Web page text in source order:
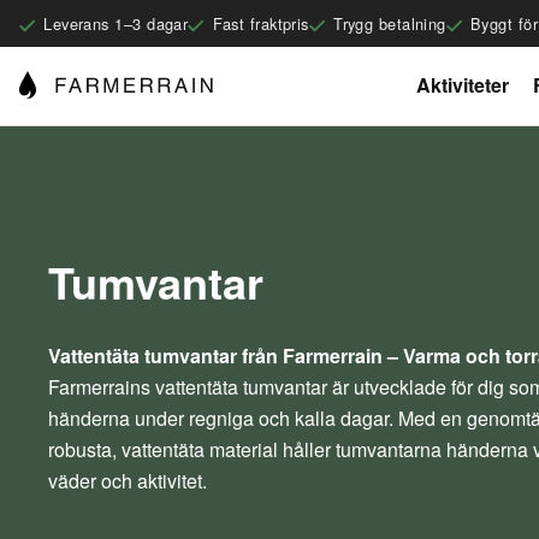
Leverans 1–3 dagar Fast fraktpris Trygg betalning Byggt
Aktiviteter
Tumvantar
Vattentäta tumvantar från Farmerrain – Varma och
Farmerrains vattentäta tumvantar är utvecklade för dig
händerna under regniga och kalla dagar. Med en
robusta, vattentäta material håller tumvantarna händerna
väder och aktivitet.